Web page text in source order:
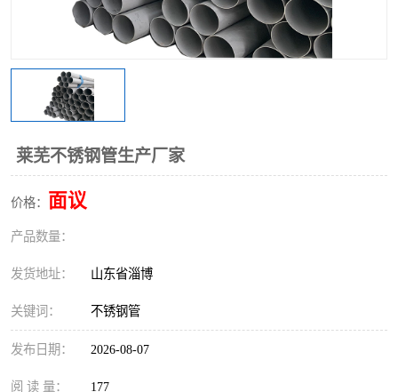
莱芜不锈钢管生产厂家
价格： 面议
产品数量：
发货地址： 山东省淄博
关键词： 不锈钢管
发布日期： 2026-08-07
阅 读 量： 177